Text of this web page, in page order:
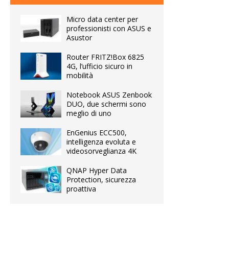
Micro data center per
professionisti con ASUS e
Asustor
Router FRITZ!Box 6825
4G, l’ufficio sicuro in
mobilità
Notebook ASUS Zenbook
DUO, due schermi sono
meglio di uno
EnGenius ECC500,
intelligenza evoluta e
videosorveglianza 4K
QNAP Hyper Data
Protection, sicurezza
proattiva